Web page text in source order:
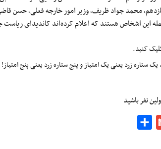
این اشخاص هستند که اعلام کرده‌اند کاندیدای
کنید.
زرد یعنی یک امتیاز و پنج ستاره زرد یعنی پنج امتیاز!
نفر باشید
Gmail